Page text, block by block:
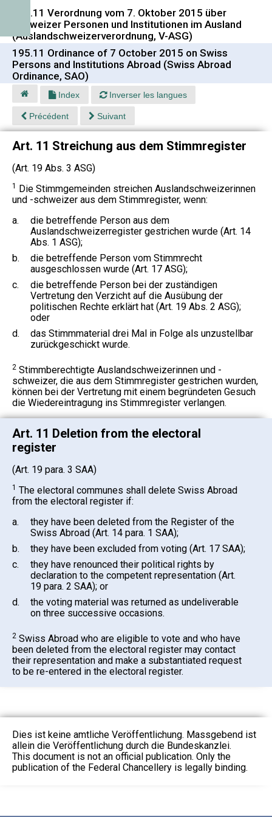
195.11 Verordnung vom 7. Oktober 2015 über
Schweizer Personen und Institutionen im Ausland
(Auslandschweizerverordnung, V-ASG)
195.11 Ordinance of 7 October 2015 on Swiss
Persons and Institutions Abroad (Swiss Abroad
Ordinance, SAO)
Index Inverser les langues
Précédent Suivant
Art. 11 Streichung aus dem Stimmregister
(Art. 19 Abs. 3 ASG)
1 Die Stimmgemeinden streichen Auslandschweizerinnen
und -schweizer aus dem Stimmregister, wenn:
a.
die betreffende Person aus dem
Auslandschweizerregister gestrichen wurde (Art. 14
Abs. 1 ASG);
b.
die betreffende Person vom Stimmrecht
ausgeschlossen wurde (Art. 17 ASG);
c.
die betreffende Person bei der zuständigen
Vertretung den Verzicht auf die Ausübung der
politischen Rechte erklärt hat (Art. 19 Abs. 2 ASG);
oder
d.
das Stimmmaterial drei Mal in Folge als unzustellbar
zurückgeschickt wurde.
2 Stimmberechtigte Auslandschweizerinnen und -
schweizer, die aus dem Stimmregister gestrichen wurden,
können bei der Vertretung mit einem begründeten Gesuch
die Wiedereintragung ins Stimmregister verlangen.
Art. 11 Deletion from the electoral
register
(Art. 19 para. 3 SAA)
1 The electoral communes shall delete Swiss Abroad
from the electoral register if:
a.
they have been deleted from the Register of the
Swiss Abroad (Art. 14 para. 1 SAA);
b.
they have been excluded from voting (Art. 17 SAA);
c.
they have renounced their political rights by
declaration to the competent representation (Art.
19 para. 2 SAA); or
d.
the voting material was returned as undeliverable
on three successive occasions.
2 Swiss Abroad who are eligible to vote and who have
been deleted from the electoral register may contact
their representation and make a substantiated request
to be re-entered in the electoral register.
Dies ist keine amtliche Veröffentlichung. Massgebend ist
allein die Veröffentlichung durch die Bundeskanzlei.
This document is not an official publication. Only the
publication of the Federal Chancellery is legally binding.